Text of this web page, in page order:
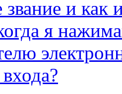
звание и как
я